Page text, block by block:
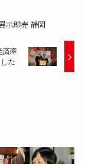
示即売 静岡
済産
た